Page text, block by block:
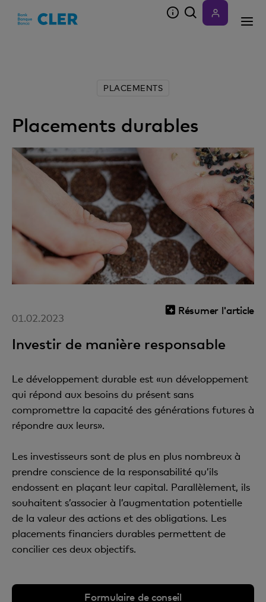
PLACEMENTS
Placements durables
Résumer l'article
01.02.2023
Investir de manière responsable
Le développement durable est «un développement
qui répond aux besoins du présent sans
compromettre la capacité des générations futures à
répondre aux leurs».
Les investisseurs sont de plus en plus nombreux à
prendre conscience de la responsabilité qu’ils
endossent en plaçant leur capital. Parallèlement, ils
souhaitent s’associer à l’augmentation potentielle
de la valeur des actions et des obligations. Les
placements financiers durables permettent de
concilier ces deux objectifs.
Formulaire de conseil